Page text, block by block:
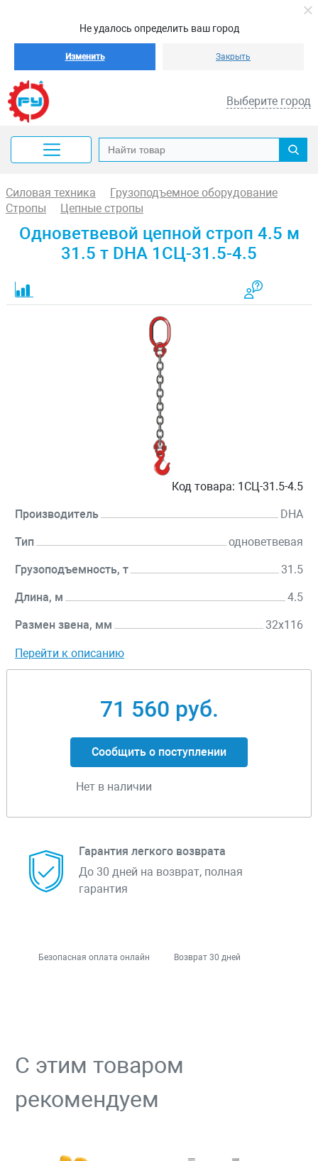
Не удалось определить ваш город
Изменить Закрыть
Выберите город
Силовая техника
Грузоподъемное оборудование
Стропы
Цепные стропы
Одноветвевой цепной строп 4.5 м
31.5 т DHA 1СЦ-31.5-4.5
Код товара: 1СЦ-31.5-4.5
Производитель DHA
Тип одноветвевая
Грузоподъемность, т 31.5
Длина, м 4.5
Размен звена, мм 32х116
Перейти к описанию
71 560 руб.
Сообщить о поступлении
Нет в наличии
Гарантия легкого возврата
До 30 дней на возврат, полная
гарантия
Безопасная оплата онлайн Возврат 30 дней
С этим товаром
рекомендуем